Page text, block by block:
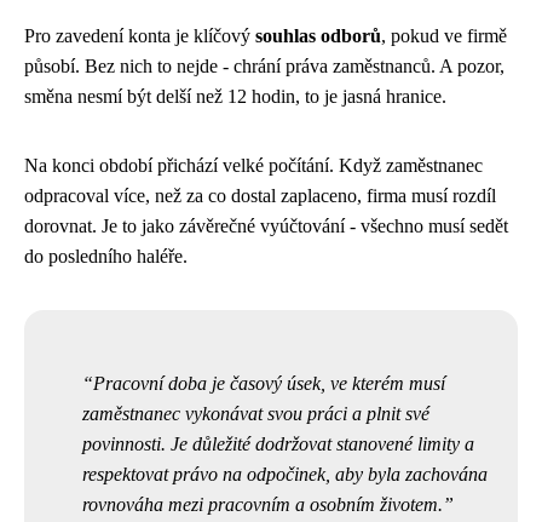
Pro zavedení konta je klíčový souhlas odborů, pokud ve firmě
působí. Bez nich to nejde - chrání práva zaměstnanců. A pozor,
směna nesmí být delší než 12 hodin, to je jasná hranice.
Na konci období přichází velké počítání. Když zaměstnanec
odpracoval více, než za co dostal zaplaceno, firma musí rozdíl
dorovnat. Je to jako závěrečné vyúčtování - všechno musí sedět
do posledního haléře.
Pracovní doba je časový úsek, ve kterém musí
zaměstnanec vykonávat svou práci a plnit své
povinnosti. Je důležité dodržovat stanovené limity a
respektovat právo na odpočinek, aby byla zachována
rovnováha mezi pracovním a osobním životem.